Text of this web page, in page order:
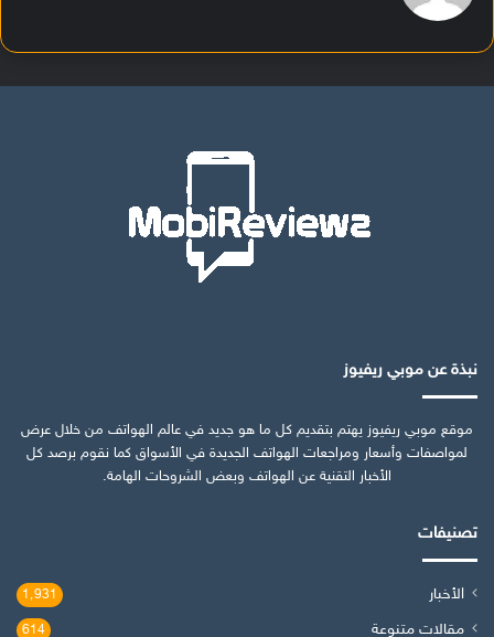
نبذة عن موبي ريفيوز
موقع موبي ريفيوز يهتم بتقديم كل ما هو جديد في عالم الهواتف من خلال عرض
لمواصفات وأسعار ومراجعات الهواتف الجديدة في الأسواق كما نقوم برصد كل
الأخبار التقنية عن الهواتف وبعض الشروحات الهامة.
تصنيفات
الأخبار 1٬931
مقالات متنوعة 614